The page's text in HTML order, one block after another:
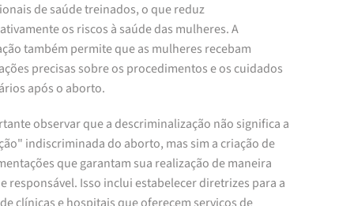
de saúde treinados, o que reduz
os riscos à saúde das mulheres. A
também permite que as mulheres recebam
precisas sobre os procedimentos e os cuidados
após o aborto.
observar que a descriminalização não significa a
indiscriminada do aborto, mas sim a criação de
que garantam sua realização de maneira
responsável. Isso inclui estabelecer diretrizes para a